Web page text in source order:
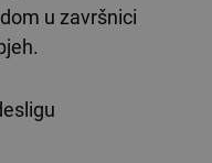
u završnici